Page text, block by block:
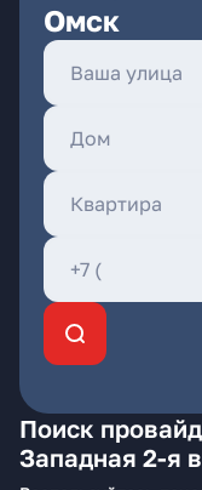
Омск
Поиск
Западная 2-я